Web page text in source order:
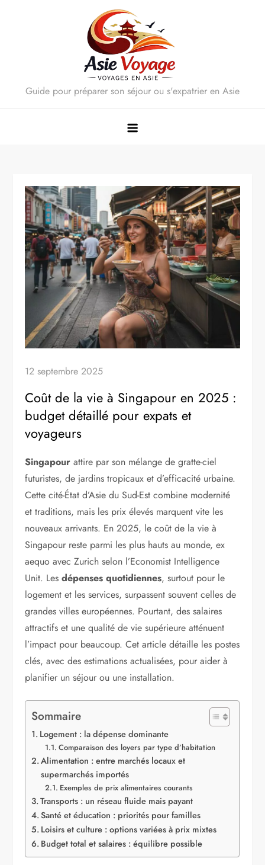
Guide pour préparer son séjour ou s'expatrier en Asie
12 septembre 2025
Coût de la vie à Singapour en 2025 :
budget détaillé pour expats et
voyageurs
Singapour attire par son mélange de gratte-ciel
futuristes, de jardins tropicaux et d’efficacité urbaine.
Cette cité-État d’Asie du Sud-Est combine modernité
et traditions, mais les prix élevés marquent vite les
nouveaux arrivants. En 2025, le coût de la vie à
Singapour reste parmi les plus hauts au monde, ex
aequo avec Zurich selon l’Economist Intelligence
Unit. Lesdépenses quotidiennes, surtout pour le
logement et les services, surpassent souvent celles de
grandes villes européennes. Pourtant, des salaires
attractifs et une qualité de vie supérieure atténuent
l’impact pour beaucoup. Cet article détaille les postes
clés, avec des estimations actualisées, pour aider à
planifier un séjour ou une installation.
Sommaire
Logement : la dépense dominante
Comparaison des loyers par type d’habitation
Alimentation : entre marchés locaux et
supermarchés importés
Exemples de prix alimentaires courants
Transports : un réseau fluide mais payant
Santé et éducation : priorités pour familles
Loisirs et culture : options variées à prix mixtes
Budget total et salaires : équilibre possible